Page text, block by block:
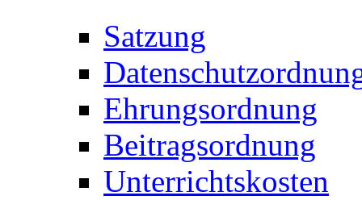
Satzung
Ehrungsordnung
Beitragsordnung
Unterrichtskosten